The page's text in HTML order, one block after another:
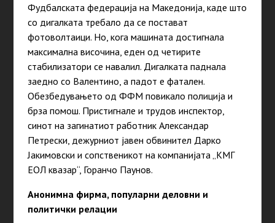
Фудбалската федерација на Македонија, каде што
со дигалката требало да се постават
фотоволтаици. Но, кога машината достигнала
максимална височина, еден од четирите
стабилизатори се навалил. Дигалката паднала
заедно со Валентино, а падот е фатален.
Обезбедувањето од ФФМ повикало полиција и
брза помош. Пристигнале и трудов инспектор,
синот на загинатиот работник Александар
Петрески, дежурниот јавен обвинител Дарко
Јакимовски и сопственикот на компанијата „КМГ
ЕОЛ квазар“, Горанчо Паунов.
Анонимна фирма, популарни деловни и
политички релации